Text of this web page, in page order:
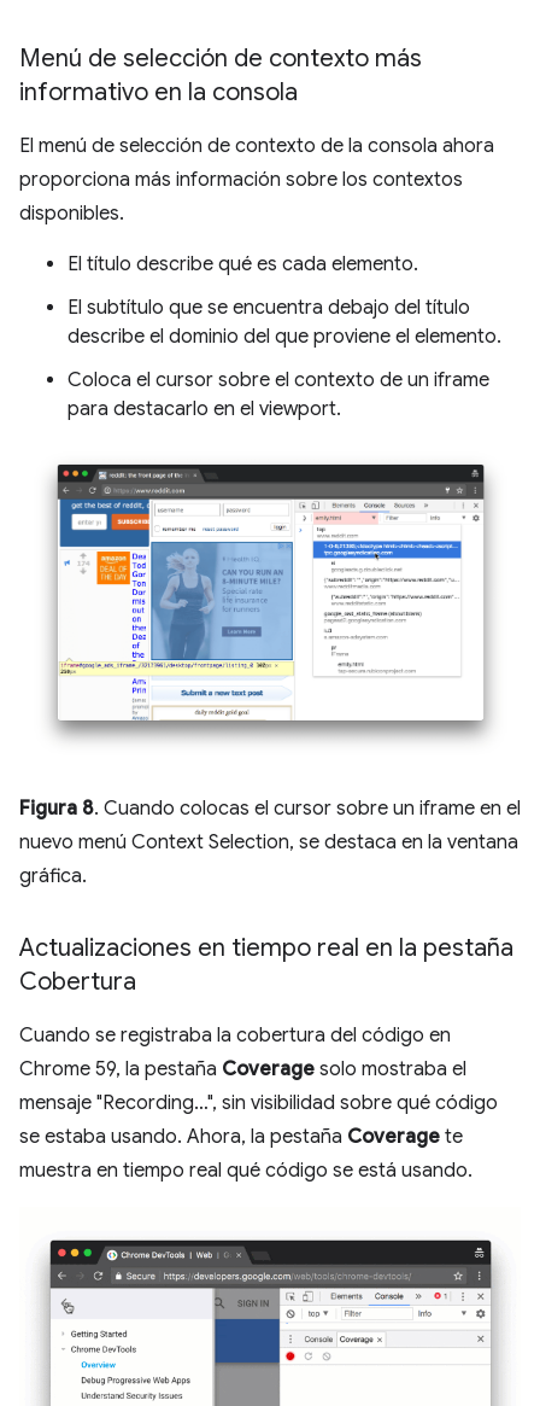
Menú de selección de contexto más
informativo en la consola
El menú de selección de contexto de la consola ahora
proporciona más información sobre los contextos
disponibles.
El título describe qué es cada elemento.
El subtítulo que se encuentra debajo del título
describe el dominio del que proviene el elemento.
Coloca el cursor sobre el contexto de un iframe
para destacarlo en el viewport.
Figura 8. Cuando colocas el cursor sobre un iframe en el
nuevo menú Context Selection, se destaca en la ventana
gráfica.
Actualizaciones en tiempo real en la pestaña
Cobertura
Cuando se registraba la cobertura del código en
Chrome 59, la pestaña Coverage solo mostraba el
mensaje "Recording…", sin visibilidad sobre qué código
se estaba usando. Ahora, la pestaña Coverage te
muestra en tiempo real qué código se está usando.